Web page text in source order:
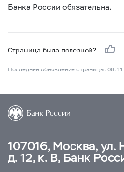
Банка России обязательна.
Страница была полезной?
Последнее обновление страницы:
107016, Москва, ул.
д. 12, к. В, Банк